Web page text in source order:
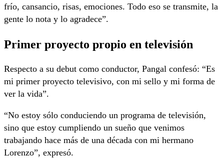
frío, cansancio, risas, emociones. Todo eso se transmite, la
gente lo nota y lo agradece”.
Primer proyecto propio en televisión
Respecto a su debut como conductor, Pangal confesó: “Es
mi primer proyecto televisivo, con mi sello y mi forma de
ver la vida”.
“No estoy sólo conduciendo un programa de televisión,
sino que estoy cumpliendo un sueño que venimos
trabajando hace más de una década con mi hermano
Lorenzo”, expresó.